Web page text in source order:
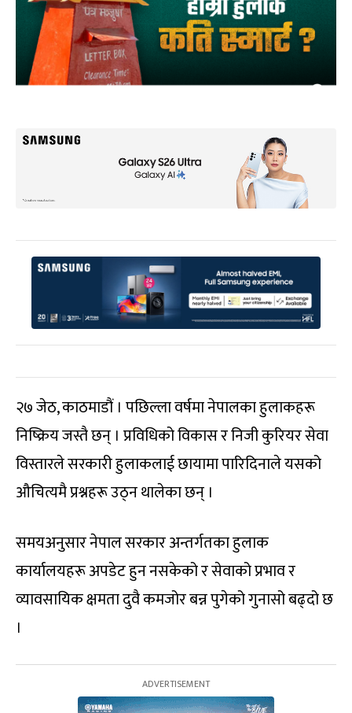
२७ जेठ, काठमाडौं । पछिल्ला वर्षमा नेपालका हुलाकहरू
निष्क्रिय जस्तै छन् । प्रविधिको विकास र निजी कुरियर सेवा
विस्तारले सरकारी हुलाकलाई छायामा पारिदिनाले यसको
औचित्यमै प्रश्नहरू उठ्न थालेका छन् ।
समयअनुसार नेपाल सरकार अन्तर्गतका हुलाक
कार्यालयहरू अपडेट हुन नसकेको र सेवाको प्रभाव र
व्यावसायिक क्षमता दुवै कमजोर बन्न पुगेको गुनासो बढ्दो छ
।